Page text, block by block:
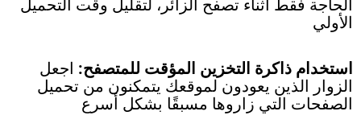
الحاجة فقط أثناء تصفح الزائر، لتقليل وقت التحميل
الأولي
استخدام ذاكرة التخزين المؤقت للمتصفح: اجعل
الزوار الذين يعودون لموقعك يتمكنون من تحميل
الصفحات التي زاروها مسبقًا بشكل أسرع